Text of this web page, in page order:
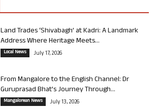
Land Trades ‘Shivabagh’ at Kadri: A Landmark
Address Where Heritage Meets...
Local News July 17, 2026
From Mangalore to the English Channel: Dr
Guruprasad Bhat’s Journey Through...
Mangalorean News July 13, 2026